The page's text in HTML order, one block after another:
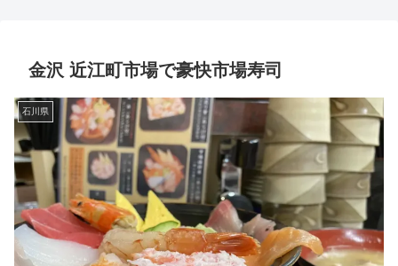
金沢 近江町市場で豪快市場寿司
石川県